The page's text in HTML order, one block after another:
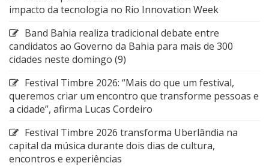
impacto da tecnologia no Rio Innovation Week
Band Bahia realiza tradicional debate entre
candidatos ao Governo da Bahia para mais de 300
cidades neste domingo (9)
Festival Timbre 2026: “Mais do que um festival,
queremos criar um encontro que transforme pessoas e
a cidade”, afirma Lucas Cordeiro
Festival Timbre 2026 transforma Uberlândia na
capital da música durante dois dias de cultura,
encontros e experiências